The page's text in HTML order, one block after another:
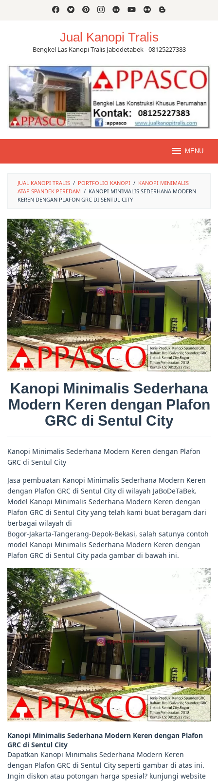
Jual Kanopi Tralis
Bengkel Las Kanopi Tralis Jabodetabek - 08125227383
MENU
JUAL KANOPI TRALIS / PORTFOLIO KANOPI / KANOPI MINIMALIS
ATAP SPANDEK PEREDAM / KANOPI MINIMALIS SEDERHANA MODERN
KEREN DENGAN PLAFON GRC DI SENTUL CITY
Kanopi Minimalis Sederhana
Modern Keren dengan Plafon
GRC di Sentul City
Kanopi Minimalis Sederhana Modern Keren dengan Plafon
GRC di Sentul City
Jasa pembuatan Kanopi Minimalis Sederhana Modern Keren
dengan Plafon GRC di Sentul City di wilayah JaBoDeTaBek.
Model Kanopi Minimalis Sederhana Modern Keren dengan
Plafon GRC di Sentul City yang telah kami buat beragam dari
berbagai wilayah di
Bogor-Jakarta-Tangerang-Depok-Bekasi, salah satunya contoh
model Kanopi Minimalis Sederhana Modern Keren dengan
Plafon GRC di Sentul City pada gambar di bawah ini.
Kanopi Minimalis Sederhana Modern Keren dengan Plafon
GRC di Sentul City
Dapatkan Kanopi Minimalis Sederhana Modern Keren
dengan Plafon GRC di Sentul City seperti gambar di atas ini.
Ingin diskon atau potongan harga spesial? kunjungi website